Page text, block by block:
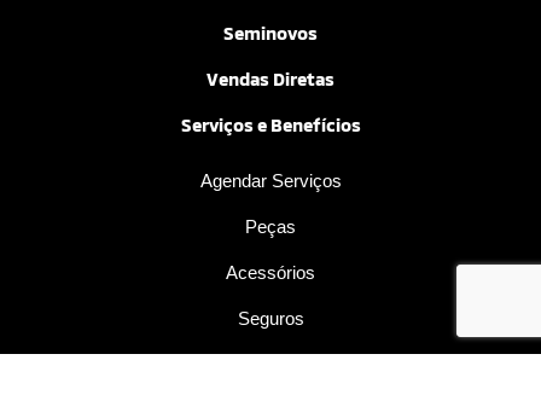
Seminovos
Vendas Diretas
Serviços e Benefícios
Agendar Serviços
Peças
Acessórios
Seguros